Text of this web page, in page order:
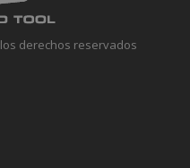
derechos reservados